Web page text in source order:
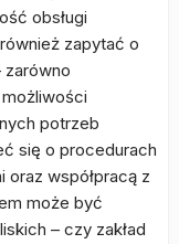
obsługi
zapytać o
potrzeb
się o procedurach
oraz współpracą z
może być
– czy zakład